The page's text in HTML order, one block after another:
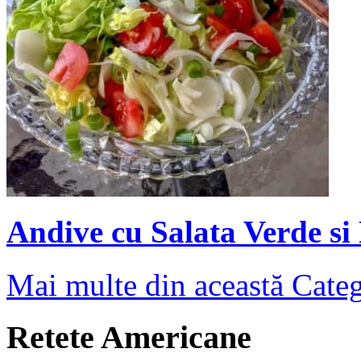
Andive cu Salata Verde si
Mai multe din această
Retete Americane